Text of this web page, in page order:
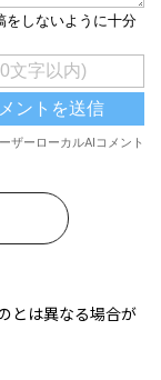
とは異なる場合が